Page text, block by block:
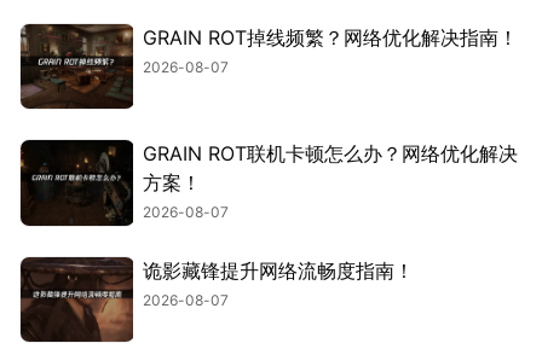
GRAIN ROT掉线频繁？网络优化解决指南！
2026-08-07
GRAIN ROT联机卡顿怎么办？网络优化解决
方案！
2026-08-07
诡影藏锋提升网络流畅度指南！
2026-08-07